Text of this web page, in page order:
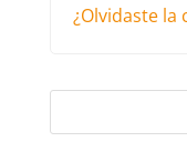
¿Olvidaste la